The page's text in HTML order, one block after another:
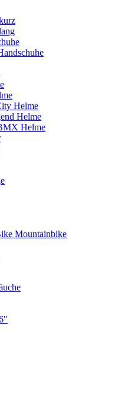
Helme
Helme
Helme
Mountainbike